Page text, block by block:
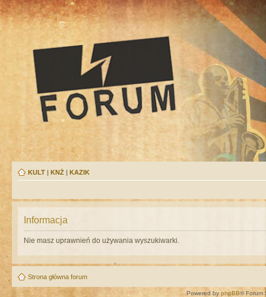
KULT | KNŻ | KAZIK
Informacja
Nie masz uprawnień do używania wyszukiwarki.
Strona główna forum
Powered by phpBB® Forum